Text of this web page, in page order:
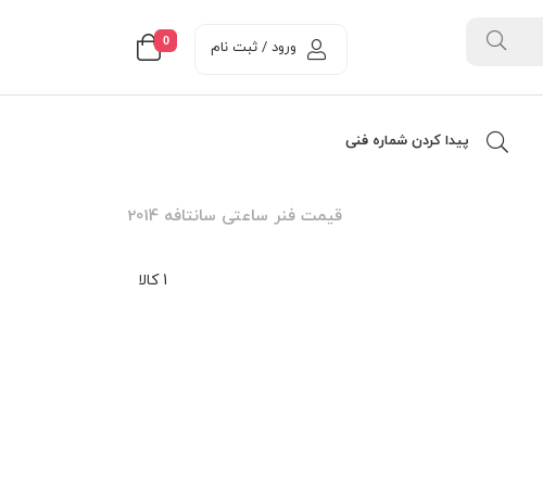
0 ورود / ثبت نام
پیدا کردن شماره فنی
قيمت فنر ساعتی سانتافه 2014
1 کالا